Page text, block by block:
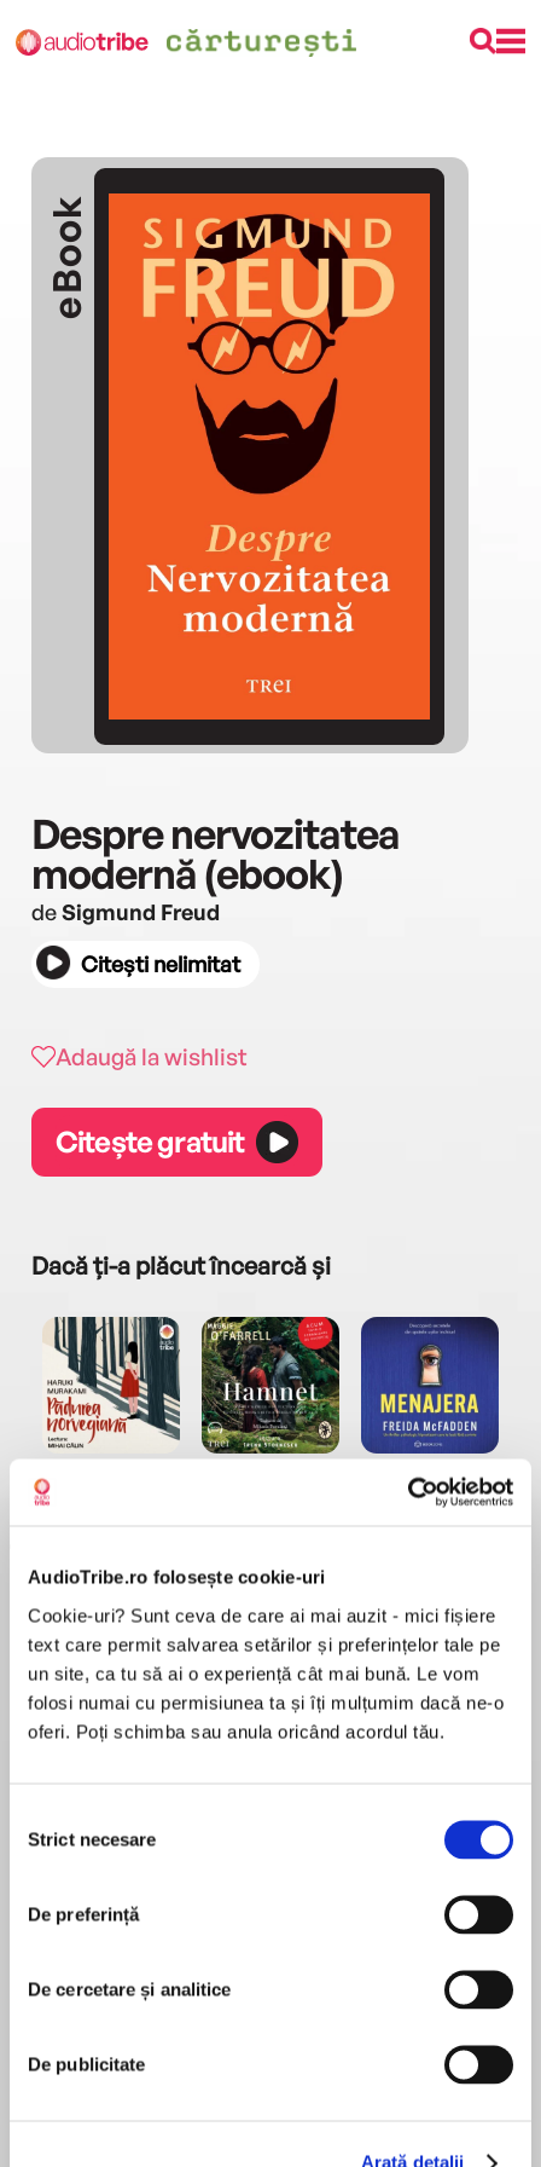
AudioTribe.ro folosește cookie-uri
Cookie-uri? Sunt ceva de care ai mai auzit - mici fișiere
text care permit salvarea setărilor și preferințelor tale pe
un site, ca tu să ai o experiență cât mai bună. Le vom
folosi numai cu permisiunea ta și îți mulțumim dacă ne-o
oferi. Poți schimba sau anula oricând acordul tău.
consimțământului
Strict necesare
De preferință
De cercetare și analitice
De publicitate
Arată detalii
eBook
Despre nervozitatea
modernă (ebook)
deSigmund Freud
Citești nelimitat
Adaugă la wishlist
Citește gratuit
Dacă ți-a plăcut încearcă și
Elita de Argint (Elita
de...
Dani Francis
Diavolul se îmbracă de
la...
Lauren Weisberger
Menajera
Freida McFadden
Migdală
Sohn Won-pyung
Desprecarte
Noua colecție, Freud despre... își propune să
aducă în atenția cititorilor mai mult sau mai
lucrări ale marelui gânditor, într-un format
accesibil și adaptat cerințelor lumii moderne.
Ele au fost selectate cu dificultate din vasta
operă freudiană, căci alegerea unora a
progreselor din planul exterior, mintea
În acest moment nu există recenzii